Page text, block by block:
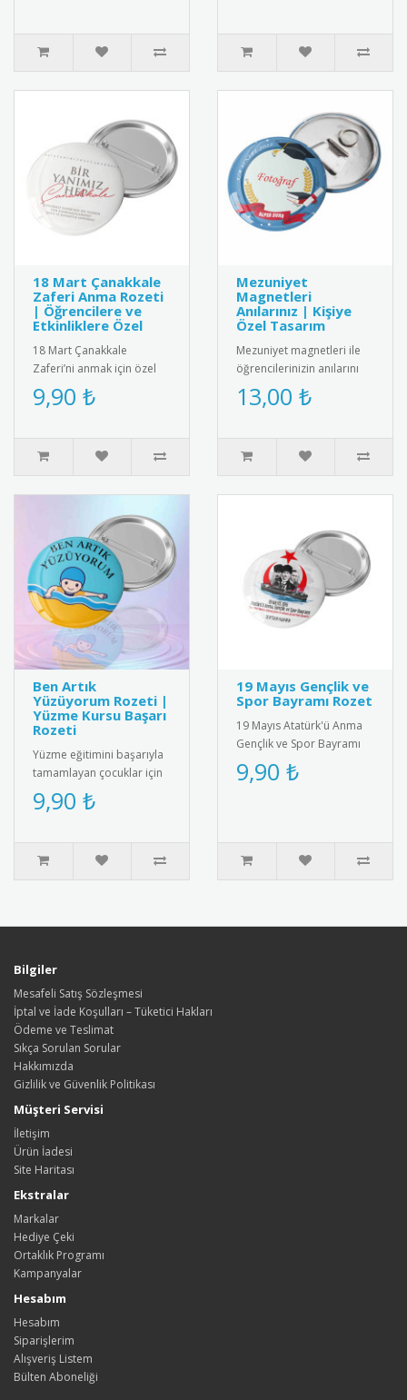
18 Mart Çanakkale
Zaferi Anma Rozeti
| Öğrencilere ve
Etkinliklere Özel
18 Mart Çanakkale
Zaferi’ni anmak için özel
olarak tasarlanmış rozet.
Öğrencilere, öğretmenlere
9,90 ₺
Mezuniyet
Magnetleri
Anılarınız | Kişiye
Özel Tasarım
Mezuniyet magnetleri ile
öğrencilerinizin anılarını
ölümsüzleştirin. Fotoğraflı
ve isimli seçenekler..
13,00 ₺
Ben Artık
Yüzüyorum Rozeti |
Yüzme Kursu Başarı
Rozeti
Yüzme eğitimini başarıyla
tamamlayan çocuklar için
özel tasarım rozet! "Ben
Artık Yüzüyorum" yazısı ..
9,90 ₺
19 Mayıs Gençlik ve
Spor Bayramı Rozet
19 Mayıs Atatürk'ü Anma
Gençlik ve Spor Bayramı
için özel tasarlanmış
kaliteli metal rozet. Türk
9,90 ₺
Bilgiler
Mesafeli Satış Sözleşmesi
İptal ve İade Koşulları – Tüketici Hakları
Ödeme ve Teslimat
Sıkça Sorulan Sorular
Hakkımızda
Gizlilik ve Güvenlik Politikası
Müşteri Servisi
İletişim
Ürün İadesi
Site Haritası
Ekstralar
Markalar
Hediye Çeki
Ortaklık Programı
Kampanyalar
Hesabım
Hesabım
Siparişlerim
Alışveriş Listem
Bülten Aboneliği